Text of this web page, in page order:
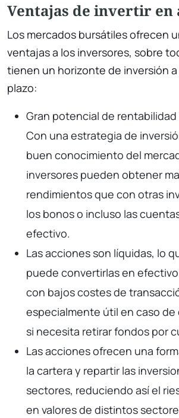
Ventajas de invertir en
Los mercados bursátiles ofrecen
ventajas a los inversores, sobre
tienen un horizonte de inversión a
plazo:
Gran potencial de rentabilidad
Con una estrategia de
buen conocimiento del
inversores pueden obtener
rendimientos que con otras
los bonos o incluso las
efectivo.
Las acciones son líquidas, lo
puede convertirlas en
con bajos costes de
especialmente útil en caso de
si necesita retirar fondos por
Las acciones ofrecen una
la cartera y repartir las
sectores, reduciendo así el
en valores de distintos